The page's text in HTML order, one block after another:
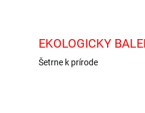
EKOLOGICKY
Šetrne k prírode